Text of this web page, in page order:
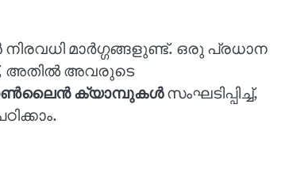
നിരവധി മാർഗ്ഗങ്ങളുണ്ട്. ഒരു പ്രധാന
അതിൽ അവരുടെ
ക്യാമ്പുകൾസംഘടിപ്പിച്ച്,